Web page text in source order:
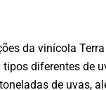
da vinícola
diferentes de
de uvas,